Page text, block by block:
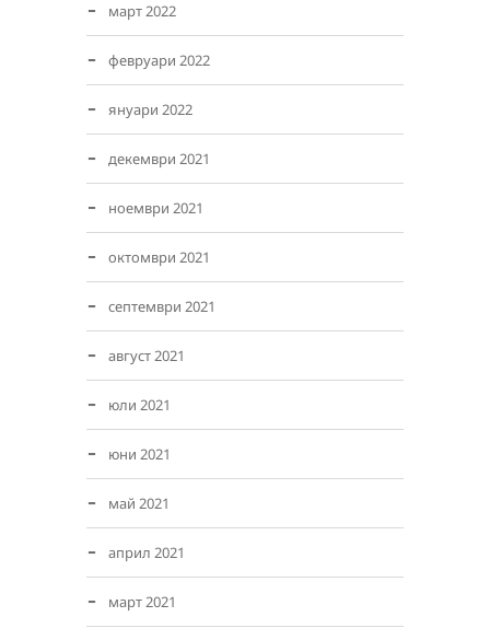
март 2022
февруари 2022
януари 2022
декември 2021
ноември 2021
октомври 2021
септември 2021
август 2021
юли 2021
юни 2021
май 2021
април 2021
март 2021